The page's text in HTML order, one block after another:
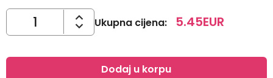
Ukupna cijena: 5.45EUR
Dodaj u korpu